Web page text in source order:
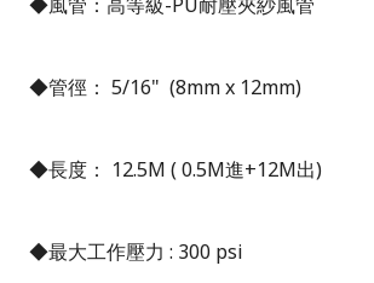
◆管徑： 5/16" (8mm x 12mm)
◆長度： 12.5M ( 0.5M進+12M出)
◆最大工作壓力 : 300 psi